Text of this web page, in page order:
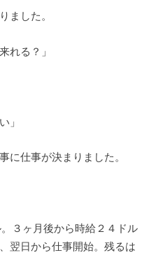
ました。
れる？」
」
に仕事が決まりました。
３ヶ月後から時給２４ドル
翌日から仕事開始。残るは